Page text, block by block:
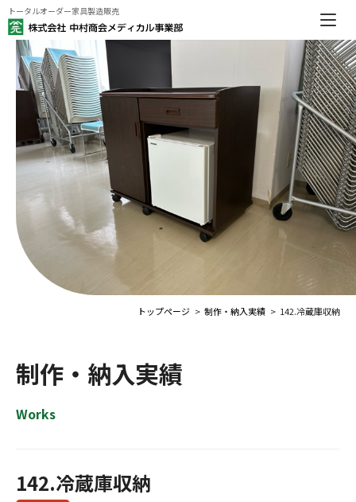
トータルオーダー家具製造販売
制作・納入実績
Works
142.冷蔵庫収納
トップページ 制作・納入実績 142.冷蔵庫収納